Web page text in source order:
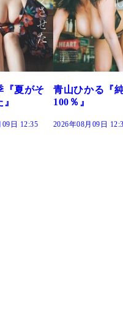
青山ひかる『純度
100％』
2026年08月09日 12:30
溝端
つの
で。
2026年